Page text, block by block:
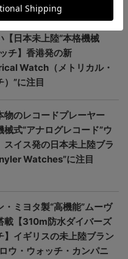
空、パープルの多層文字盤
【日本未上陸“本格機械
チ】香港発の新
Watch（メトリカル・
）”に注目
物のレコードプレーヤー
械式“アナログレコード”ウ
スイス発の日本未上陸ブラ
Watches”に注目
・ミヨタ製“高機能”ムーヴ
載【310m防水ダイバーズ
】イギリスの未上陸ブラン
ウ・ウォッチ・カンパニ